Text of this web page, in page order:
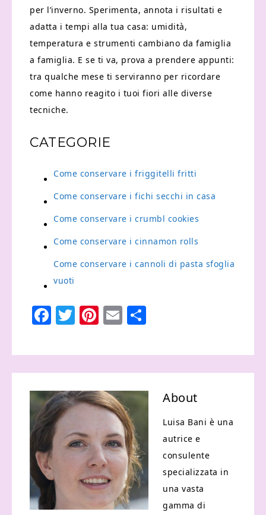
per l’inverno. Sperimenta, annota i risultati e
adatta i tempi alla tua casa: umidità,
temperatura e strumenti cambiano da famiglia
a famiglia. E se ti va, prova a prendere appunti:
tra qualche mese ti serviranno per ricordare
come hanno reagito i tuoi fiori alle diverse
tecniche.
CATEGORIE
Come conservare i friggitelli fritti​
Come conservare i fichi secchi in casa​
Come conservare i crumbl cookies​
Come conservare i cinnamon rolls​
Come conservare i cannoli di pasta sfoglia
vuoti​
Facebook
Twitter
Pinterest
Email
About
Luisa Bani è una
autrice e
consulente
specializzata in
una vasta
gamma di